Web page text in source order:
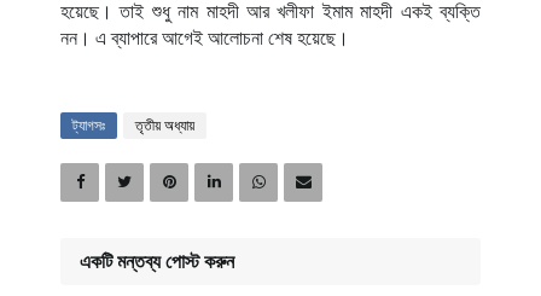
হয়েছে। তাই শুধু নাম মাহদী আর খলীফা ইমাম মাহদী একই ব্যক্তি
নন। এ ব্যাপারে আগেই আলোচনা শেষ হয়েছে।
ট্যাগসঃ তৃতীয় অধ্যায়
একটি মন্তব্য পোস্ট করুন